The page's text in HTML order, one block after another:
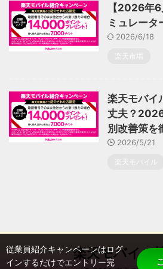
【2026年
ミュレータ
2026/6/18
楽天市場
楽天モバイ
丈夫？
別改善策を
2026/5/21
楽天モバイル
楽天モバイル
従業員紹介キャンペーンはログ
インするだけでエントリー完